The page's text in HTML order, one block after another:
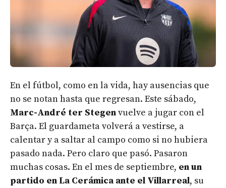
En el fútbol, como en la vida, hay ausencias que
no se notan hasta que regresan. Este sábado,
Marc-André ter Stegenvuelve a jugar con el
Barça. El guardameta volverá a vestirse, a
calentar y a saltar al campo como si no hubiera
pasado nada. Pero claro que pasó. Pasaron
muchas cosas. En el mes de septiembre, en un
partido en La Cerámica ante el Villarreal, su